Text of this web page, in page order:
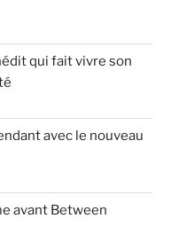
qui fait vivre son
avec le nouveau
avant Between